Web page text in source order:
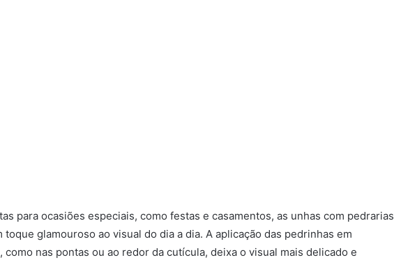
para ocasiões especiais, como festas e casamentos, as unhas com pedrarias
toque glamouroso ao visual do dia a dia. A aplicação das pedrinhas em
nas pontas ou ao redor da cutícula, deixa o visual mais delicado e